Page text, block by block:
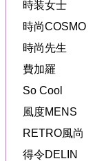
時装女士
時尚COSMO
時尚先生
費加羅
So Cool
風度MENS
RETRO風尚
得令DELIN